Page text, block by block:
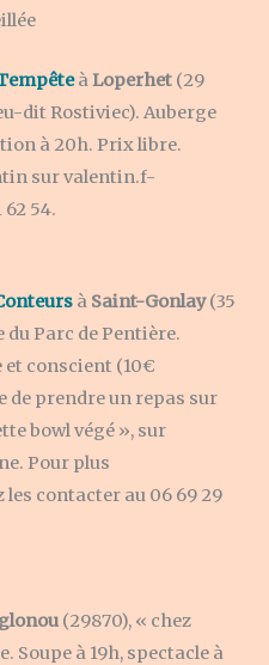
àLoperhet (29
dit Rostiviec). Auberge
à 20h. Prix libre.
sur valentin.f-
54.
à Saint-Gonlay(35
Parc de Pentière.
et conscient (10€
de prendre un repas sur
bowl végé », sur
Pour plus
contacter au 06 69 29
(29870), « chez
Soupe à 19h, spectacle à